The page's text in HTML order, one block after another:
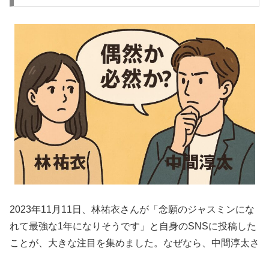
2023年11月11日、林祐衣さんが「念願のジャスミンにな
れて最強な1年になりそうです」と自身のSNSに投稿した
ことが、大きな注目を集めました。なぜなら、中間淳太さ